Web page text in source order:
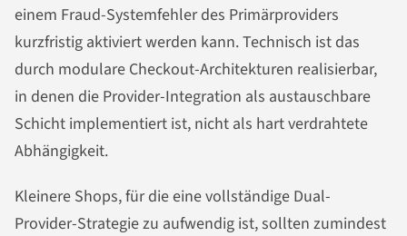
einem Fraud-Systemfehler des Primärproviders
kurzfristig aktiviert werden kann. Technisch ist das
durch modulare Checkout-Architekturen realisierbar,
in denen die Provider-Integration als austauschbare
Schicht implementiert ist, nicht als hart verdrahtete
Abhängigkeit.
Kleinere Shops, für die eine vollständige Dual-
Provider-Strategie zu aufwendig ist, sollten zumindest